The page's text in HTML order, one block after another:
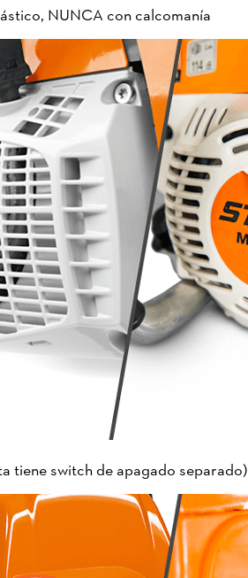
NUNCA con calcomanía
tiene switch de apagado separado)